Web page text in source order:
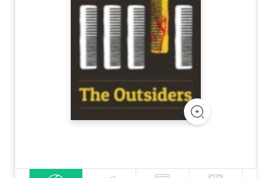
Szótár, nyelvkönyv
Tankönyv, segédkönyv
Társadalomtudomány
Vallás